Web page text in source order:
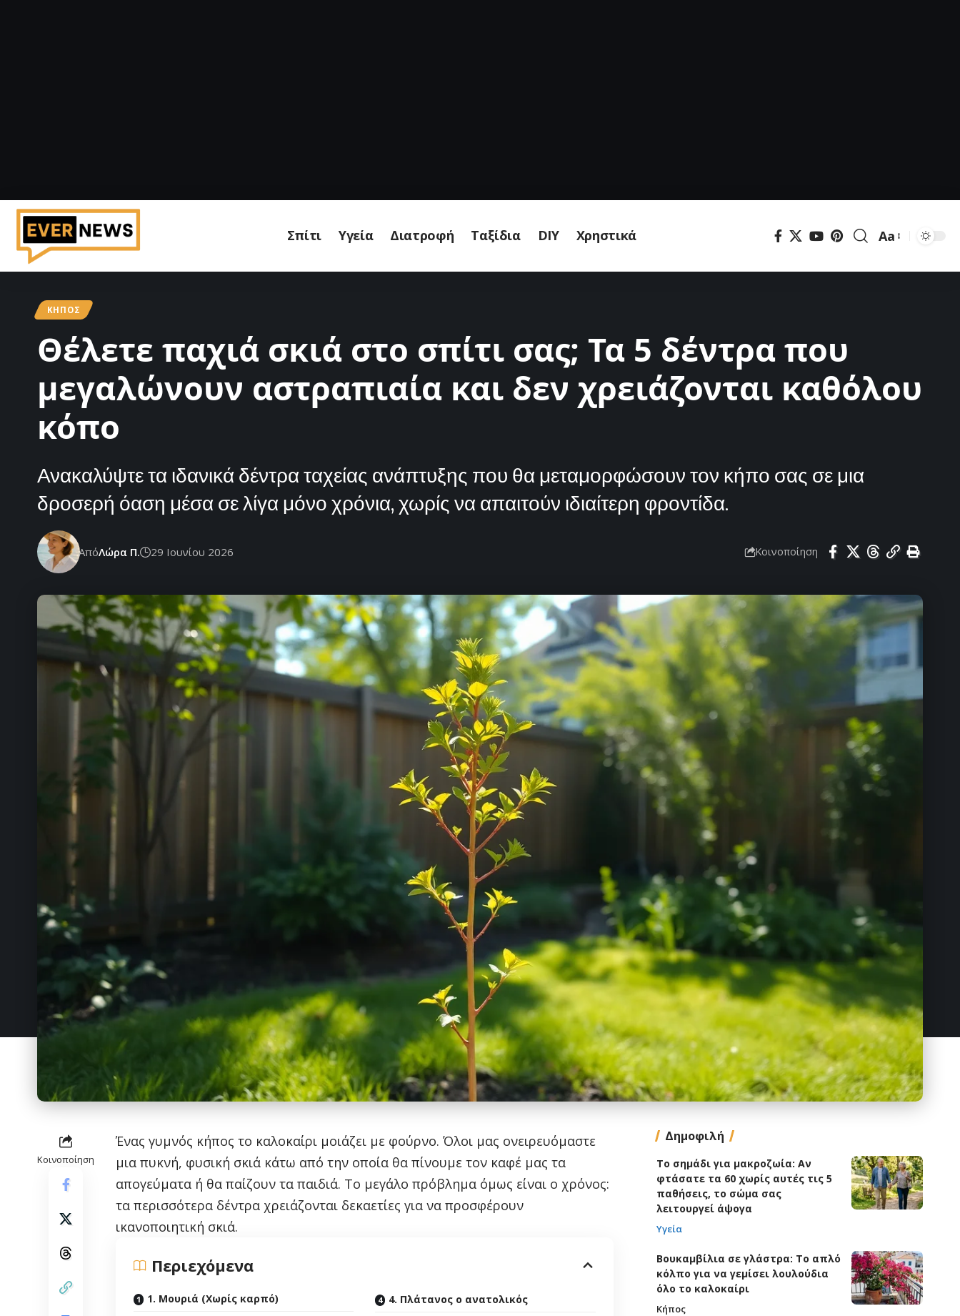
Σπίτι Υγεία Διατροφή Ταξίδια DIY Χρηστικά
Μεγέθυνση
Aa
ΚΉΠΟΣ
Θέλετε παχιά σκιά στο σπίτι σας; Τα 5 δέντρα που
μεγαλώνουν αστραπιαία και δεν χρειάζονται καθόλου
κόπο
Ανακαλύψτε τα ιδανικά δέντρα ταχείας ανάπτυξης που θα μεταμορφώσουν τον κήπο σας σε μια
δροσερή όαση μέσα σε λίγα μόνο χρόνια, χωρίς να απαιτούν ιδιαίτερη φροντίδα.
ΑπόΛώρα Π. 29 Ιουνίου 2026 Κοινοποίηση
Κοινοποίηση
Ένας γυμνός κήπος το καλοκαίρι μοιάζει με φούρνο. Όλοι μας ονειρευόμαστε
μια πυκνή, φυσική σκιά κάτω από την οποία θα πίνουμε τον καφέ μας τα
απογεύματα ή θα παίζουν τα παιδιά. Το μεγάλο πρόβλημα όμως είναι ο χρόνος:
τα περισσότερα δέντρα χρειάζονται δεκαετίες για να προσφέρουν
ικανοποιητική σκιά.
Περιεχόμενα
1. Μουριά (Χωρίς καρπό)
4. Πλάτανος ο ανατολικός
Δημοφιλή
Το σημάδι για μακροζωία: Αν
φτάσατε τα 60 χωρίς αυτές τις 5
παθήσεις, το σώμα σας
λειτουργεί άψογα
Υγεία
Βουκαμβίλια σε γλάστρα: Το απλό
κόλπο για να γεμίσει λουλούδια
όλο το καλοκαίρι
Κήπος